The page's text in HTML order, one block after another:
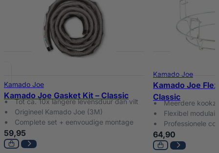
Kamado Joe
Kamado Joe Gasket Kit – Classic
Tot ca. 10x langere levensduur dan vilt
Origineel Kamado Joe (3M)
Complete set + eenvoudige montage
59,95
Kamado Joe
Kamado Joe
Classic
Meerdere
Flexibel
Professionele
64,90